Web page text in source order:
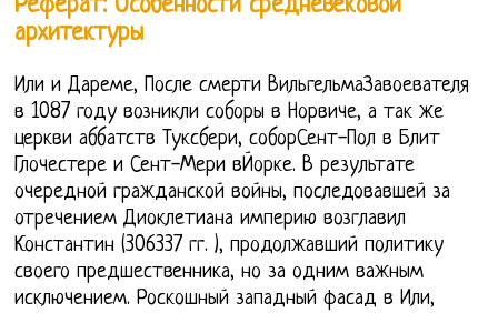
Реферат: Особенности средневековой
архитектуры
Или и Дареме, После смерти ВильгельмаЗавоевателя
в 1087 году возникли соборы в Норвиче, а так же
церкви аббатств Туксбери, соборСент-Пол в Блит
Глочестере и Сент-Мери вЙорке. В результате
очередной гражданской войны, последовавшей за
отречением Диоклетиана империю возглавил
Константин (306337 гг. ), продолжавший политику
своего предшественника, но за одним важным
исключением. Роскошный западный фасад в Или,